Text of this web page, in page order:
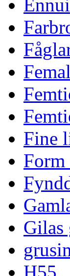
Ennui
Fine
Form
Gilas
H55